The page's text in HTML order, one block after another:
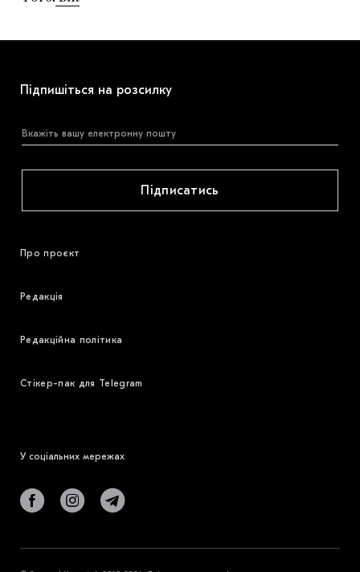
Підпишіться на розсилку
Підписатись
Про проєкт
Редакція
Редакційна політика
Стікер-пак для Telegram
У соціальних мережах